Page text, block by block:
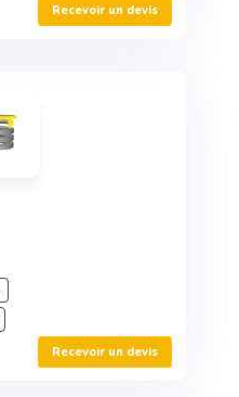
Recevoir un devis
Recevoir un devis